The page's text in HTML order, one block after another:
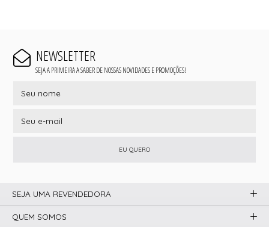
NEWSLETTER
SEJA A PRIMEIRA A SABER DE NOSSAS NOVIDADES E PROMOÇÕES!
EU QUERO
SEJA UMA REVENDEDORA
QUEM SOMOS